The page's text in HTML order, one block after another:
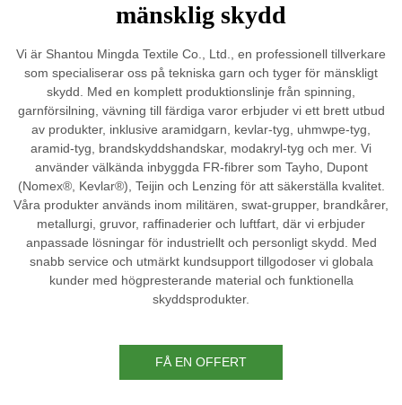
mänsklig skydd
Vi är Shantou Mingda Textile Co., Ltd., en professionell tillverkare
som specialiserar oss på tekniska garn och tyger för mänskligt
skydd. Med en komplett produktionslinje från spinning,
garnförsilning, vävning till färdiga varor erbjuder vi ett brett utbud
av produkter, inklusive aramidgarn, kevlar-tyg, uhmwpe-tyg,
aramid-tyg, brandskyddshandskar, modakryl-tyg och mer. Vi
använder välkända inbyggda FR-fibrer som Tayho, Dupont
(Nomex®, Kevlar®), Teijin och Lenzing för att säkerställa kvalitet.
Våra produkter används inom militären, swat-grupper, brandkårer,
metallurgi, gruvor, raffinaderier och luftfart, där vi erbjuder
anpassade lösningar för industriellt och personligt skydd. Med
snabb service och utmärkt kundsupport tillgodoser vi globala
kunder med högpresterande material och funktionella
skyddsprodukter.
FÅ EN OFFERT